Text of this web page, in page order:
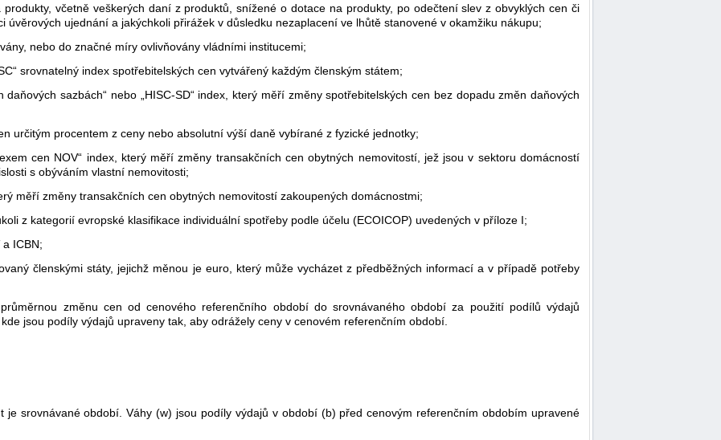
produkty, včetně veškerých daní z produktů, snížené o dotace na produkty, po odečtení slev z obvyklých cen či
ujednání a jakýchkoli přirážek v důsledku nezaplacení ve lhůtě stanovené v okamžiku nákupu;
nebo do značné míry ovlivňovány vládními institucemi;
srovnatelný index spotřebitelských cen vytvářený každým členským státem;
daňových sazbách“ nebo „HISC-SD“ index, který měří změny spotřebitelských cen bez dopadu změn daňových
určitým procentem z ceny nebo absolutní výší daně vybírané z fyzické jednotky;
cen NOV“ index, který měří změny transakčních cen obytných nemovitostí, jež jsou v sektoru domácností
s obýváním vlastní nemovitosti;
měří změny transakčních cen obytných nemovitostí zakoupených domácnostmi;
z kategorií evropské klasifikace individuální spotřeby podle účelu (ECOICOP) uvedených v příloze I;
a ICBN;
členskými státy, jejichž měnou je euro, který může vycházet z předběžných informací a v případě potřeby
změnu cen od cenového referenčního období do srovnávaného období za použití podílů výdajů
jsou podíly výdajů upraveny tak, aby odrážely ceny v cenovém referenčním období.
srovnávané období. Váhy (w) jsou podíly výdajů v období (b) před cenovým referenčním obdobím upravené